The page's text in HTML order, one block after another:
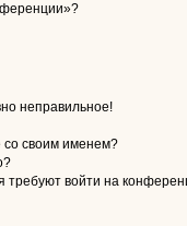
неправильное!
со своим именем?
требуют войти на